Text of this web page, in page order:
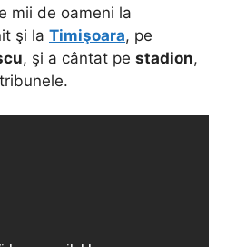
mii de oameni la
şi la Timişoara, pe
, şi a cântat pe stadion,